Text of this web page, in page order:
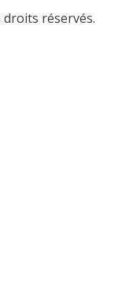
droits réservés.